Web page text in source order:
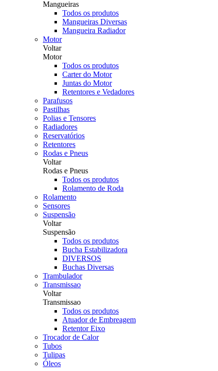
Mangueiras
Todos os produtos
Mangueiras Diversas
Mangueira Radiador
Motor
Voltar
Motor
Todos os produtos
Carter do Motor
Juntas do Motor
Retentores e Vedadores
Parafusos
Pastilhas
Polias e Tensores
Radiadores
Reservatórios
Retentores
Rodas e Pneus
Voltar
Rodas e Pneus
Todos os produtos
Rolamento de Roda
Rolamento
Sensores
Suspensão
Voltar
Suspensão
Todos os produtos
Bucha Estabilizadora
DIVERSOS
Buchas Diversas
Trambulador
Transmissao
Voltar
Transmissao
Todos os produtos
Atuador de Embreagem
Retentor Eixo
Trocador de Calor
Tubos
Tulipas
Óleos